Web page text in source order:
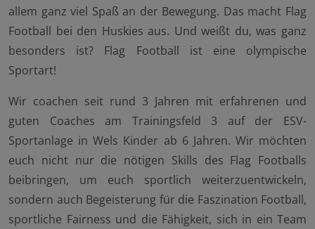
allem ganz viel Spaß an der Bewegung. Das macht Flag
Football bei den Huskies aus. Und weißt du, was ganz
besonders ist? Flag Football ist eine olympische
Sportart!
Wir coachen seit rund 3 Jahren mit erfahrenen und
guten Coaches am Trainingsfeld 3 auf der ESV-
Sportanlage in Wels Kinder ab 6 Jahren. Wir möchten
euch nicht nur die nötigen Skills des Flag Footballs
beibringen, um euch sportlich weiterzuentwickeln,
sondern auch Begeisterung für die Faszination Football,
sportliche Fairness und die Fähigkeit, sich in ein Team